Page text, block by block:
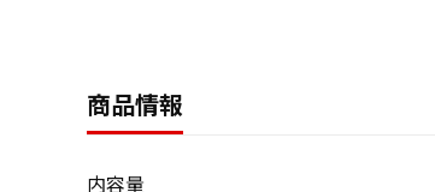
商品情報
内容量